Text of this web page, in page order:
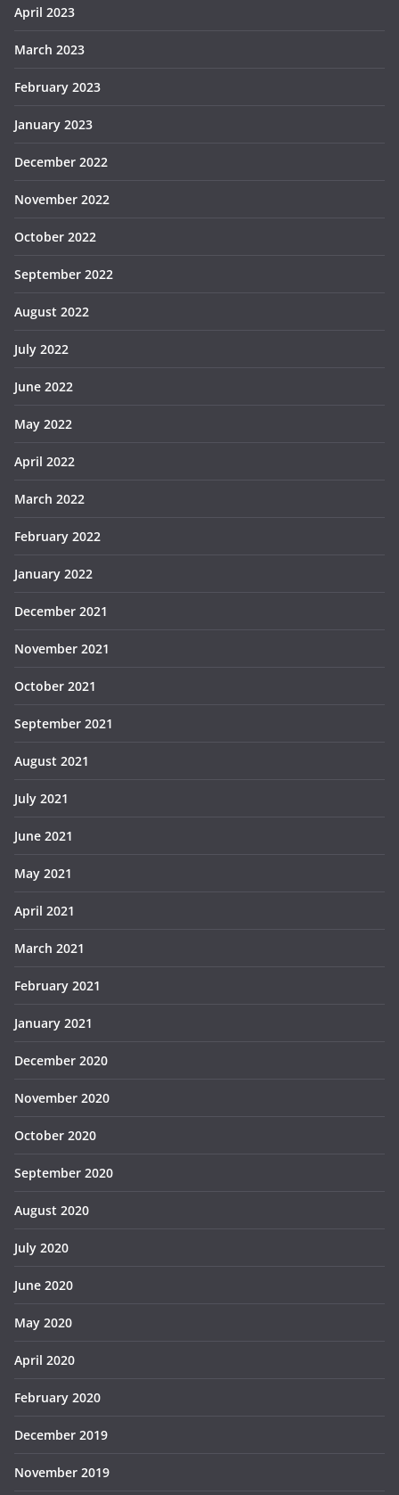
April 2023
March 2023
February 2023
January 2023
December 2022
November 2022
October 2022
September 2022
August 2022
July 2022
June 2022
May 2022
April 2022
March 2022
February 2022
January 2022
December 2021
November 2021
October 2021
September 2021
August 2021
July 2021
June 2021
May 2021
April 2021
March 2021
February 2021
January 2021
December 2020
November 2020
October 2020
September 2020
August 2020
July 2020
June 2020
May 2020
April 2020
February 2020
December 2019
November 2019